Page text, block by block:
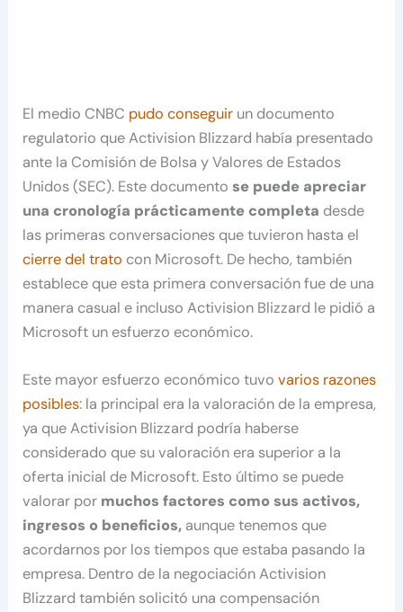
El medio CNBC pudo conseguir un documento
regulatorio que Activision Blizzard había presentado
ante la Comisión de Bolsa y Valores de Estados
Unidos (SEC). Este documentose puede apreciar
una cronología prácticamente completa desde
las primeras conversaciones que tuvieron hasta el
cierre del trato con Microsoft. De hecho, también
establece que esta primera conversación fue de una
manera casual e incluso Activision Blizzard le pidió a
Microsoft un esfuerzo económico.
Este mayor esfuerzo económico tuvovarios razones
posibles: la principal era la valoración de la empresa,
ya que Activision Blizzard podría haberse
considerado que su valoración era superior a la
oferta inicial de Microsoft. Esto último se puede
valorar por muchos factores como sus activos,
ingresos o beneficios, aunque tenemos que
acordarnos por los tiempos que estaba pasando la
empresa. Dentro de la negociación Activision
Blizzard también solicitó una compensación